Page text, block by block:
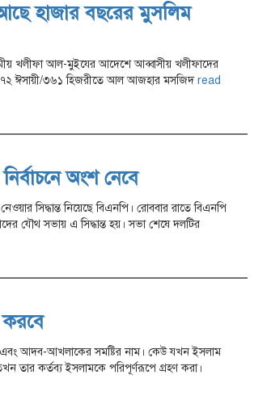
হাজার বছরের মুসলিম
খলীফা আল-মুইযের আদেশে আব্বাসীয় খলীফাদের
ঈসায়ী/৩৬১ হিজরীতে আল আজহার মসজিদread
অংশ নেবে
সিদ্ধান্ত নিয়েছে বিএনপি। রোববার রাতে বিএনপি
যৌথ সভায় এ সিদ্ধান্ত হয়। সভা শেষে দলটির
আদব-আখলাকের সমষ্টির নাম। কেউ যখন ইসলাম
তার কর্তব্য ইসলামকে পরিপূর্ণরূপে গ্রহণ করা।